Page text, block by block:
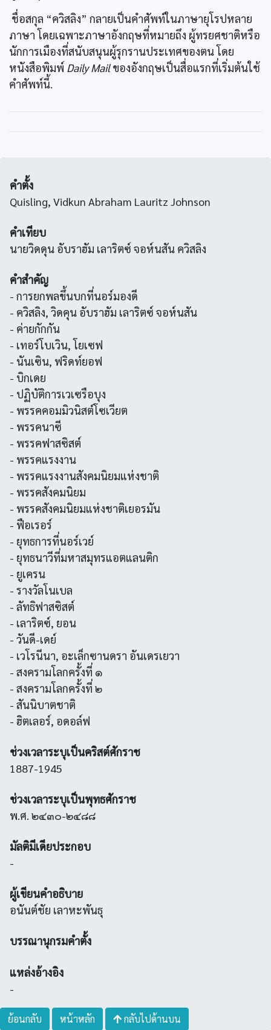
ชื่อสกุล “ควิสลิง” กลายเป็นคำศัพท์ในภาษายุโรปหลาย
ภาษา โดยเฉพาะภาษาอังกฤษที่หมายถึง ผู้ทรยศชาติหรือ
นักการเมืองที่สนับสนุนผู้รุกรานประเทศของตน โดย
หนังสือพิมพ์ Daily Mailของอังกฤษเป็นสื่อแรกที่เริ่มต้นใช้
คำศัพท์นี้.
คำตั้ง
Quisling, Vidkun Abraham Lauritz Johnson
คำเทียบ
นายวิดดุน อับราฮัม เลาริตซ์ จอห์นสัน ควิสลิง
คำสำคัญ
- การยกพลขึ้นบกที่นอร์มองดี
- ควิสลิง, วิดคุน อับราฮัม เลาริตซ์ จอห์นสัน
- ค่ายกักกัน
- เทอร์โบเวิน, โยเซฟ
- นันเซิน, ฟริดท์ยอฟ
- บิกเดย
- ปฏิบัติการเวเซรือบุง
- พรรคคอมมิวนิสต์โซเวียต
- พรรคนาซี
- พรรคฟาสซิสต์
- พรรคแรงงาน
- พรรคแรงงานสังคมนิยมแห่งชาติ
- พรรคสังคมนิยม
- พรรคสังคมนิยมแห่งชาติเยอรมัน
- ฟือเรอร์
- ยุทธการที่นอร์เวย์
- ยุทธนาวีที่มหาสมุทรแอตแลนติก
- ยูเครน
- รางวัลโนเบล
- ลัทธิฟาสซิสต์
- เลาริตซ์, ยอน
- วันดี-เดย์
- เวโรนีนา, อะเล็กซานดรา อันเดรเยวา
- สงครามโลกครั้งที่ ๑
- สงครามโลกครั้งที่ ๒
- สันนิบาตชาติ
- ฮิตเลอร์, อดอล์ฟ
ช่วงเวลาระบุเป็นคริสต์ศักราช
1887-1945
ช่วงเวลาระบุเป็นพุทธศักราช
พ.ศ. ๒๔๓๐-๒๔๘๘
มัลติมีเดียประกอบ
-
ผู้เขียนคำอธิบาย
อนันต์ชัย เลาหะพันธุ
บรรณานุกรมคำตั้ง
แหล่งอ้างอิง
-
ย้อนกลับ หน้าหลัก กลับไปด้านบน